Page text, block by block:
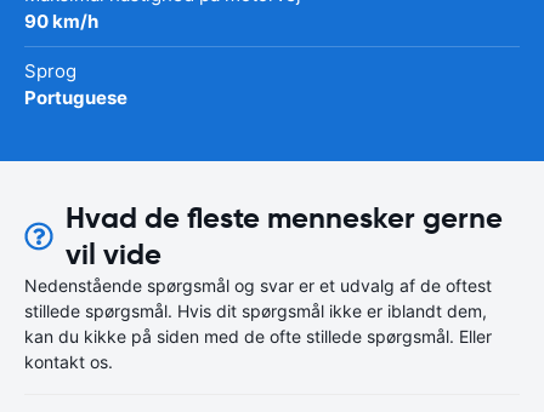
90 km/h
Sprog
Portuguese
Hvad de fleste mennesker gerne
vil vide
Nedenstående spørgsmål og svar er et udvalg af de oftest
stillede spørgsmål. Hvis dit spørgsmål ikke er iblandt dem,
kan du kikke på siden med de ofte stillede spørgsmål. Eller
kontakt os.